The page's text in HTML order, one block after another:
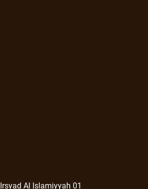
Al Islamiyyah 01